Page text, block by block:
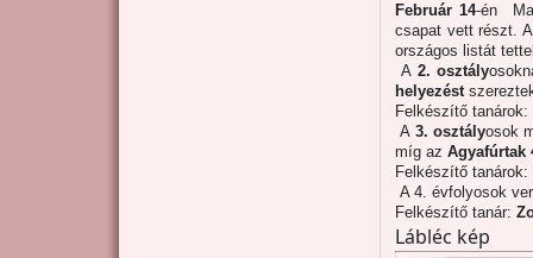
Február 14-én
csapat vett részt.
országos listát
A 2. osztály
helyezést
Felkészítő tanárok:
A 3. osztályosok
míg az Agyafúrtak
Felkészítő tanárok:
A 4. évfolyosok
Felkészítő tanár:
Lábléc kép